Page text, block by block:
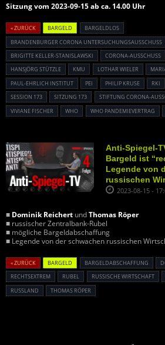
Sitzung vom 2023-09-15 ab ca. 14.00 Uhr
« ZURÜCK BARGELD
BARGELDLOS
BRANDENBURGER CORONA UNTERSUCHUNGSAUSSCHUSS
BRIGITTE KELLER-STANISLAWSKI
CORONA-AUSSCHUSS
HANSJÖRG STÜTZLE
KMU LOTHAR WIELER
PAUL-EHRLICH INSTITUT
PEI PHILIP KRUSE RKI
SESSION 173
SITZUNG 173 STIFTUNG CORONA-
VIVIANE FISCHER
WHO WHO PANDEMIEVERTRAG
Anti-Spiegel-
Bargeld ist
Legende von
russischen
2023-08-15 -
■ Dominik Reichert undThomas Röper
■ russischer Zentralbank-Rubel
■ mögliche Bargeldabschaffung
■ Legende von der schwachen russischen
« ZURÜCK BARGELD BARGELDABSCHAFFUNG
RECHTSEXTREM
RUBEL RUSSISCHE WIRTSCHAFT
RUSSLAND
THOMAS RÖPER